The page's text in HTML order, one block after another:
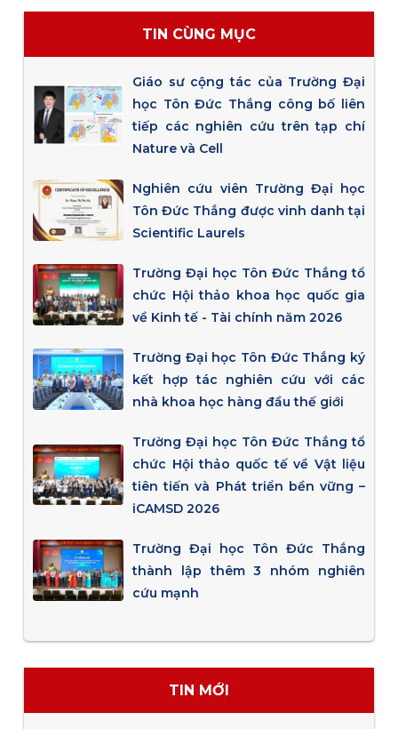
TIN CÙNG MỤC
Giáo sư cộng tác của Trường Đại
học Tôn Đức Thắng công bố liên
tiếp các nghiên cứu trên tạp chí
Nature và Cell
Nghiên cứu viên Trường Đại học
Tôn Đức Thắng được vinh danh tại
Scientific Laurels
Trường Đại học Tôn Đức Thắng tổ
chức Hội thảo khoa học quốc gia
về Kinh tế - Tài chính năm 2026
Trường Đại học Tôn Đức Thắng ký
kết hợp tác nghiên cứu với các
nhà khoa học hàng đầu thế giới
Trường Đại học Tôn Đức Thắng tổ
chức Hội thảo quốc tế về Vật liệu
tiên tiến và Phát triển bền vững –
iCAMSD 2026
Trường Đại học Tôn Đức Thắng
thành lập thêm 3 nhóm nghiên
cứu mạnh
TIN MỚI